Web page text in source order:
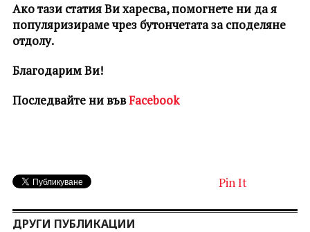
Ако тази статия Ви харесва, помогнете ни да я
популяризираме чрез бутончетата за споделяне
отдолу.
Благодарим Ви!
Последвайте ни въвFacebook
Pin It
ДРУГИ ПУБЛИКАЦИИ